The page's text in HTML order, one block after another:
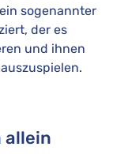
sogenannter
der es
und ihnen
allein